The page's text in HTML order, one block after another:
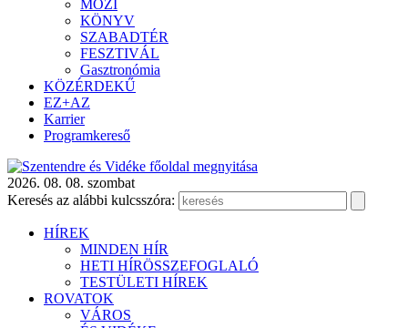
MOZI
KÖNYV
SZABADTÉR
FESZTIVÁL
Gasztronómia
KÖZÉRDEKŰ
EZ+AZ
Karrier
Programkereső
2026. 08. 08. szombat
Keresés az alábbi kulcsszóra:
HÍREK
MINDEN HÍR
HETI HÍRÖSSZEFOGLALÓ
TESTÜLETI HÍREK
ROVATOK
VÁROS